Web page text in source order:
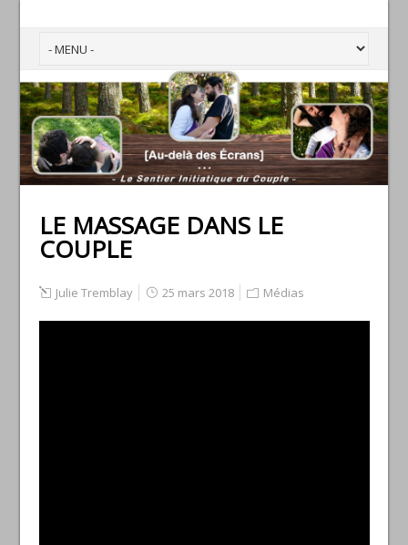
LE MASSAGE DANS LE
COUPLE
Julie Tremblay 25 mars 2018 Médias